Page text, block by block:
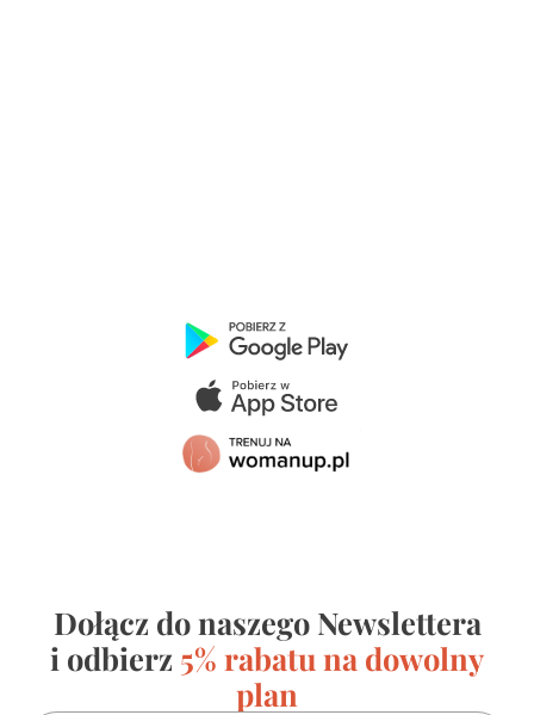
Dołącz do naszego Newslettera
i odbierz 5% rabatu na dowolny
plan